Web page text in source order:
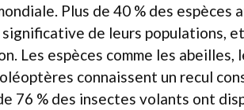
Plus de 40 % des
de leurs populations,
Les espèces comme les
connaissent un recul
76 % des insectes volants ont